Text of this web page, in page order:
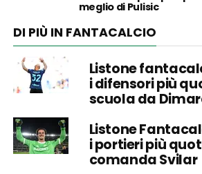
meglio di Pulisic
DI PIÙ IN FANTACALCIO
Listone
i difensori più
scuola da
Listone
i portieri più
comanda Svilar